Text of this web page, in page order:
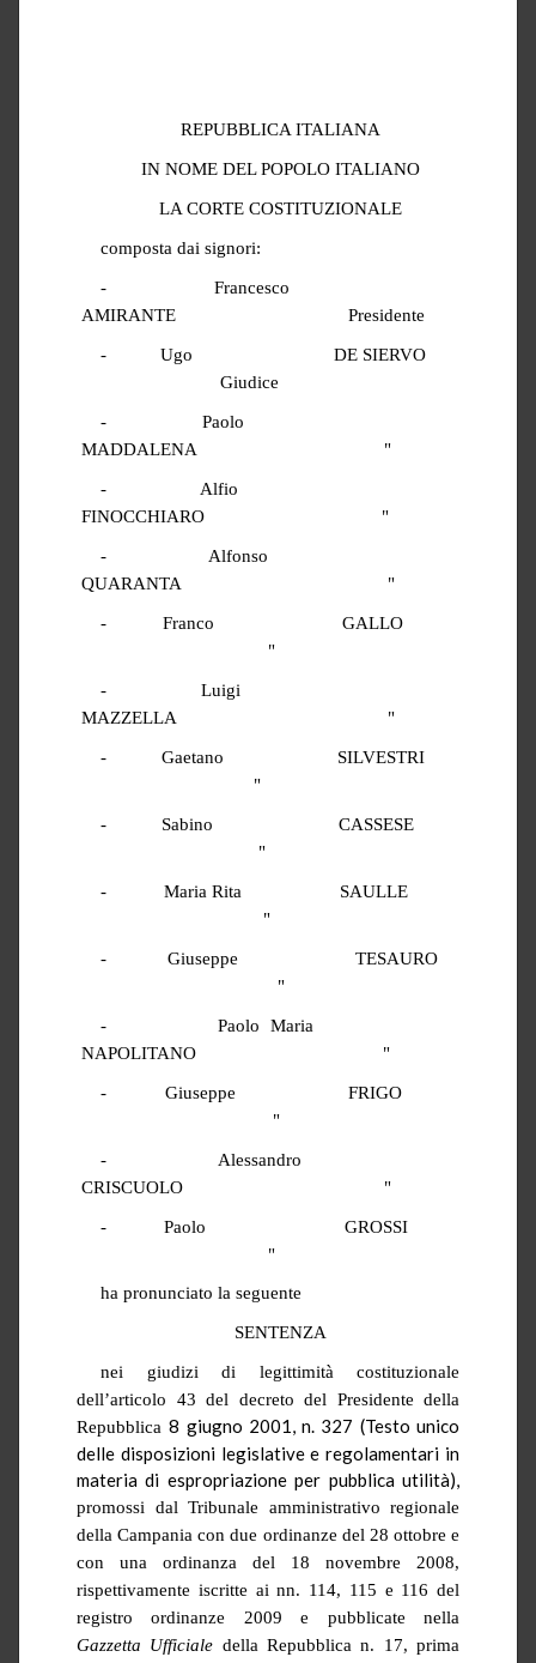
REPUBBLICA ITALIANA
IN NOME DEL POPOLO ITALIANO
LA CORTE COSTITUZIONALE
composta dai signori:
-
Francesco
AMIRANTE
Presidente
- Ugo
DE SIERVO
Giudice
-
Paolo
MADDALENA
"
-
Alfio
FINOCCHIARO
"
-
Alfonso
QUARANTA
"
- Franco
GALLO
"
-
Luigi
MAZZELLA
"
- Gaetano
SILVESTRI
"
- Sabino
CASSESE
"
- Maria Rita
SAULLE
"
- Giuseppe
TESAURO
"
-
Paolo Maria
NAPOLITANO
"
- Giuseppe
FRIGO
"
-
Alessandro
CRISCUOLO
"
- Paolo
GROSSI
"
ha pronunciato la seguente
SENTENZA
nei giudizi di legittimità costituzionale
dell’articolo 43 del decreto del Presidente della
Repubblica8 giugno 2001, n. 327 (Testo unico
delle disposizioni legislative e regolamentari in
materia di espropriazione per pubblica utilità),
promossi dal Tribunale amministrativo regionale
della Campania con due ordinanze del 28 ottobre e
con una ordinanza del 18 novembre 2008,
rispettivamente iscritte ainn. 114, 115 e 116 del
registro ordinanze 2009 e pubblicate nella
Gazzetta Ufficiale della Repubblica n. 17, prima